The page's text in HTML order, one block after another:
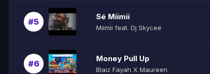
#5
Sé Miimii
Miimii feat. Dj Skycee
#6
Money Pull Up
Blaiz Fayah X Maureen